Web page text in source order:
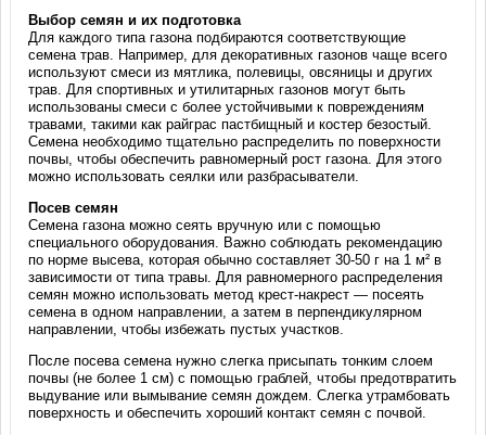
Выбор семян и их подготовка
Для каждого типа газона подбираются соответствующие
семена трав. Например, для декоративных газонов чаще всего
используют смеси из мятлика, полевицы, овсяницы и других
трав. Для спортивных и утилитарных газонов могут быть
использованы смеси с более устойчивыми к повреждениям
травами, такими как райграс пастбищный и костер безостый.
Семена необходимо тщательно распределить по поверхности
почвы, чтобы обеспечить равномерный рост газона. Для этого
можно использовать сеялки или разбрасыватели.
Посев семян
Семена газона можно сеять вручную или с помощью
специального оборудования. Важно соблюдать рекомендацию
по норме высева, которая обычно составляет 30-50 г на 1 м² в
зависимости от типа травы. Для равномерного распределения
семян можно использовать метод крест-накрест — посеять
семена в одном направлении, а затем в перпендикулярном
направлении, чтобы избежать пустых участков.
После посева семена нужно слегка присыпать тонким слоем
почвы (не более 1 см) с помощью граблей, чтобы предотвратить
выдувание или вымывание семян дождем. Слегка утрамбовать
поверхность и обеспечить хороший контакт семян с почвой.